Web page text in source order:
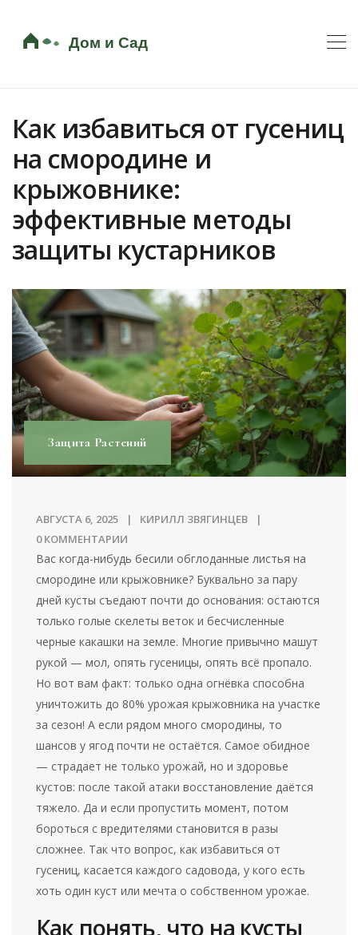
Как избавиться от гусениц
на смородине и
крыжовнике:
эффективные методы
защиты кустарников
Защита Растений
АВГУСТА 6, 2025
КИРИЛЛ ЗВЯГИНЦЕВ
0 КОММЕНТАРИИ
Вас когда-нибудь бесили обглоданные листья на
смородине или крыжовнике? Буквально за пару
дней кусты съедают почти до основания: остаются
только голые скелеты веток и бесчисленные
черные какашки на земле. Многие привычно машут
рукой — мол, опять гусеницы, опять всё пропало.
Но вот вам факт: только одна огнёвка способна
уничтожить до 80% урожая крыжовника на участке
за сезон! А если рядом много смородины, то
шансов у ягод почти не остаётся. Самое обидное
— страдает не только урожай, но и здоровье
кустов: после такой атаки восстановление даётся
тяжело. Да и если пропустить момент, потом
бороться с вредителями становится в разы
сложнее. Так что вопрос, как избавиться от
гусениц, касается каждого садовода, у кого есть
хоть один куст или мечта о собственном урожае.
Как понять, что на кусты